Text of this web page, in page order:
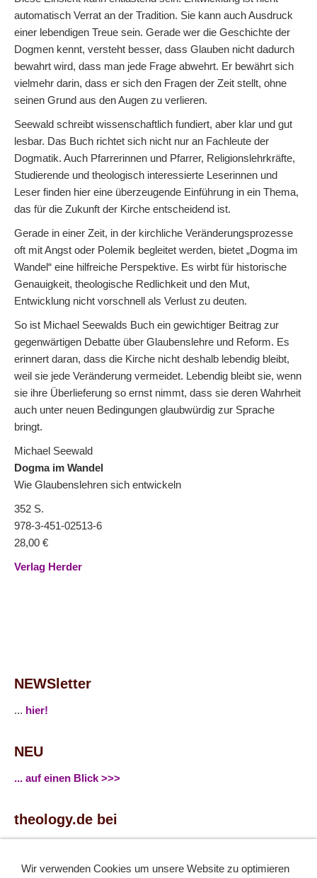
automatisch Verrat an der Tradition. Sie kann auch Ausdruck
einer lebendigen Treue sein. Gerade wer die Geschichte der
Dogmen kennt, versteht besser, dass Glauben nicht dadurch
bewahrt wird, dass man jede Frage abwehrt. Er bewährt sich
vielmehr darin, dass er sich den Fragen der Zeit stellt, ohne
seinen Grund aus den Augen zu verlieren.
Seewald schreibt wissenschaftlich fundiert, aber klar und gut
lesbar. Das Buch richtet sich nicht nur an Fachleute der
Dogmatik. Auch Pfarrerinnen und Pfarrer, Religionslehrkräfte,
Studierende und theologisch interessierte Leserinnen und
Leser finden hier eine überzeugende Einführung in ein Thema,
das für die Zukunft der Kirche entscheidend ist.
Gerade in einer Zeit, in der kirchliche Veränderungsprozesse
oft mit Angst oder Polemik begleitet werden, bietet „Dogma im
Wandel“ eine hilfreiche Perspektive. Es wirbt für historische
Genauigkeit, theologische Redlichkeit und den Mut,
Entwicklung nicht vorschnell als Verlust zu deuten.
So ist Michael Seewalds Buch ein gewichtiger Beitrag zur
gegenwärtigen Debatte über Glaubenslehre und Reform. Es
erinnert daran, dass die Kirche nicht deshalb lebendig bleibt,
weil sie jede Veränderung vermeidet. Lebendig bleibt sie, wenn
sie ihre Überlieferung so ernst nimmt, dass sie deren Wahrheit
auch unter neuen Bedingungen glaubwürdig zur Sprache
bringt.
Michael Seewald
Dogma im Wandel
Wie Glaubenslehren sich entwickeln
352 S.
978-3-451-02513-6
28,00 €
Verlag Herder
NEWSletter
... hier!
NEU
... auf einen Blick >>>
theology.de bei
... Twitter
Wir verwenden Cookies um unsere Website zu optimieren